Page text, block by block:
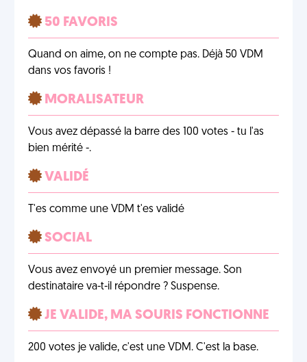
50 FAVORIS
Quand on aime, on ne compte pas. Déjà 50 VDM
dans vos favoris !
MORALISATEUR
Vous avez dépassé la barre des 100 votes - tu l'as
bien mérité -.
VALIDÉ
T'es comme une VDM t'es validé
SOCIAL
Vous avez envoyé un premier message. Son
destinataire va-t-il répondre ? Suspense.
JE VALIDE, MA SOURIS FONCTIONNE
200 votes je valide, c'est une VDM. C'est la base.